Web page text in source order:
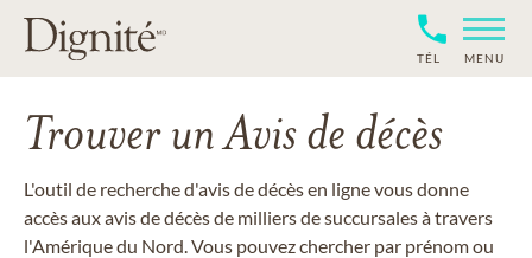
TÉL MENU
Trouver un Avis de décès
L'outil de recherche d'avis de décès en ligne vous donne
accès aux avis de décès de milliers de succursales à travers
l'Amérique du Nord. Vous pouvez chercher par prénom ou